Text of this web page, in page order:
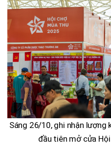
Sáng 26/10, ghi nhận lượng
đầu tiên mở cửa